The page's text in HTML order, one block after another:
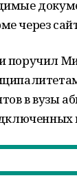
через
поручил
в вузы